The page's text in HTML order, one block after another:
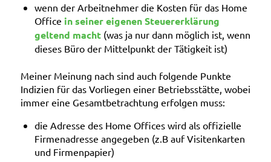
wenn der Arbeitnehmer die Kosten für das Home
Office in seiner eigenen Steuererklärung
geltend macht (was ja nur dann möglich ist, wenn
dieses Büro der Mittelpunkt der Tätigkeit ist)
Meiner Meinung nach sind auch folgende Punkte
Indizien für das Vorliegen einer Betriebsstätte, wobei
immer eine Gesamtbetrachtung erfolgen muss:
die Adresse des Home Offices wird als offizielle
Firmenadresse angegeben (z.B auf Visitenkarten
und Firmenpapier)